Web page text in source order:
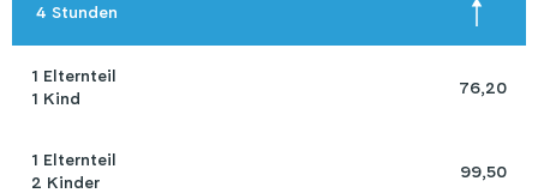
4 Stunden
1 Elternteil
1 Kind
76,20
1 Elternteil
2 Kinder
99,50